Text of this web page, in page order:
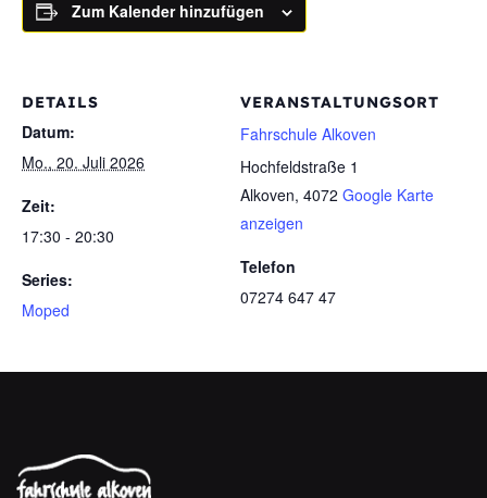
Zum Kalender hinzufügen
DETAILS
Datum:
Mo., 20. Juli 2026
Zeit:
17:30 - 20:30
Series:
Moped
VERANSTALTUNGSORT
Fahrschule Alkoven
Hochfeldstraße 1
Alkoven, 4072 Google Karte
anzeigen
Telefon
07274 647 47